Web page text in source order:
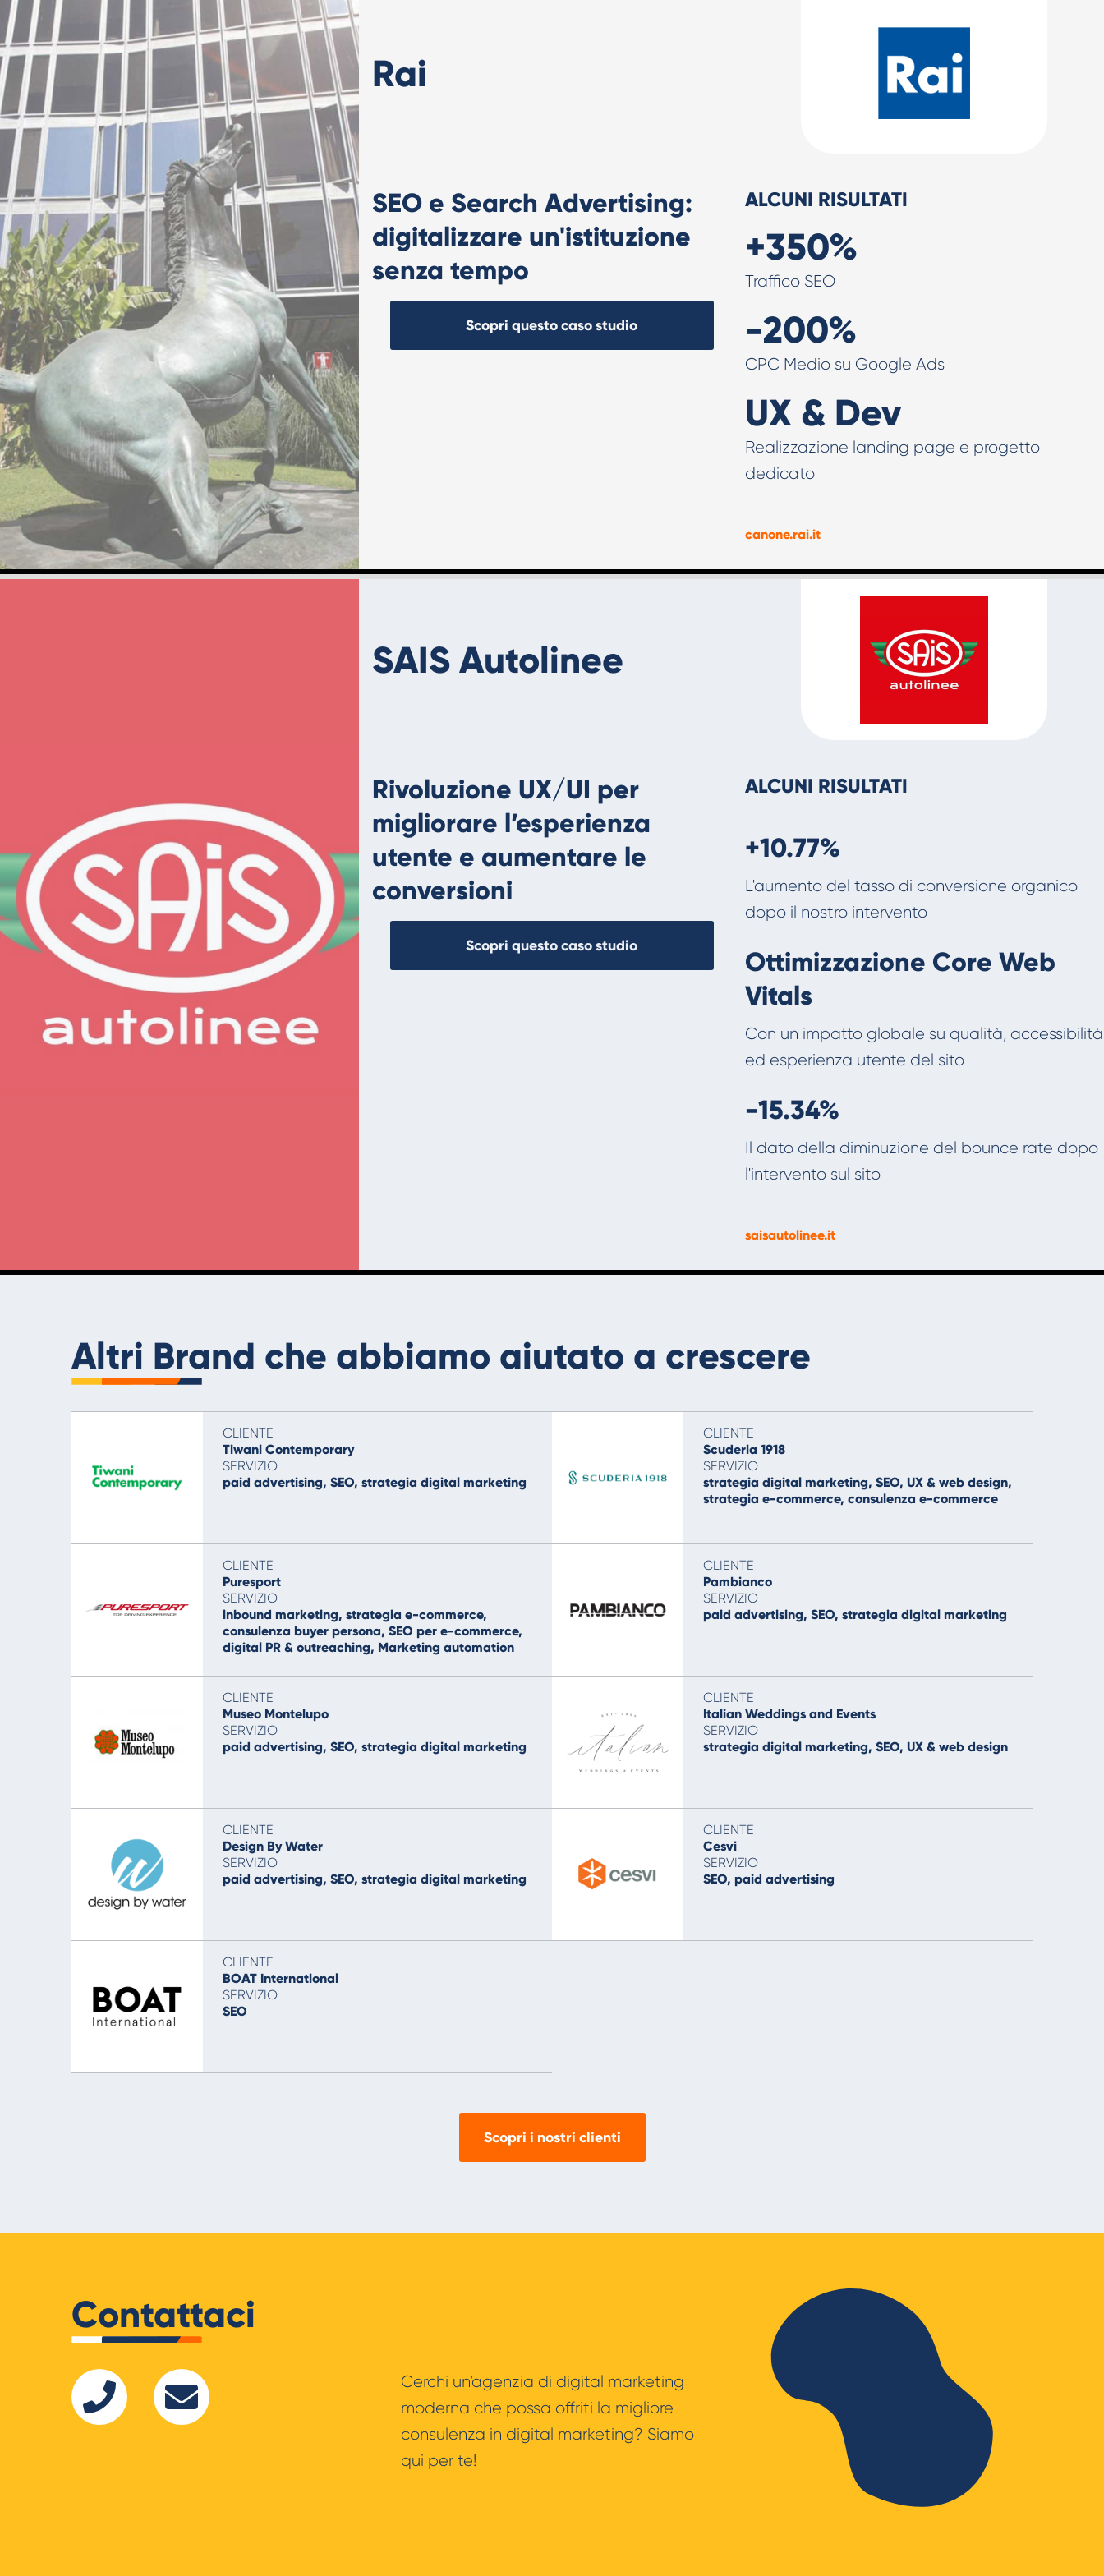
Rai
SEO e Search Advertising:
digitalizzare un'istituzione
senza tempo
Scopri questo caso studio
ALCUNI RISULTATI
+350%
Traffico SEO
-200%
CPC Medio su Google Ads
UX & Dev
Realizzazione landing page e progetto
dedicato
canone.rai.it
SAIS Autolinee
Rivoluzione UX/UI per
migliorare l’esperienza
utente e aumentare le
conversioni
Scopri questo caso studio
ALCUNI RISULTATI
+10.77%
L'aumento del tasso di conversione organico
dopo il nostro intervento
Ottimizzazione Core Web
Vitals
Con un impatto globale su qualità, accessibilità
ed esperienza utente del sito
-15.34%
Il dato della diminuzione del bounce rate dopo
l'intervento sul sito
saisautolinee.it
Altri Brand che abbiamo aiutato a crescere
CLIENTE
Tiwani Contemporary
SERVIZIO
paid advertising, SEO, strategia digital marketing
CLIENTE
Scuderia 1918
SERVIZIO
strategia digital marketing, SEO, UX & web design,
strategia e-commerce, consulenza e-commerce
CLIENTE
Puresport
SERVIZIO
inbound marketing, strategia e-commerce,
consulenza buyer persona, SEO per e-commerce,
digital PR & outreaching, Marketing automation
CLIENTE
Pambianco
SERVIZIO
paid advertising, SEO, strategia digital marketing
CLIENTE
Museo Montelupo
SERVIZIO
paid advertising, SEO, strategia digital marketing
CLIENTE
Italian Weddings and Events
SERVIZIO
strategia digital marketing, SEO, UX & web design
CLIENTE
Design By Water
SERVIZIO
paid advertising, SEO, strategia digital marketing
CLIENTE
Cesvi
SERVIZIO
SEO, paid advertising
CLIENTE
BOAT International
SERVIZIO
SEO
Scopri i nostri clienti
Contattaci
Cerchi un’agenzia di digital marketing
moderna che possa offriti la migliore
consulenza in digital marketing? Siamo
qui per te!